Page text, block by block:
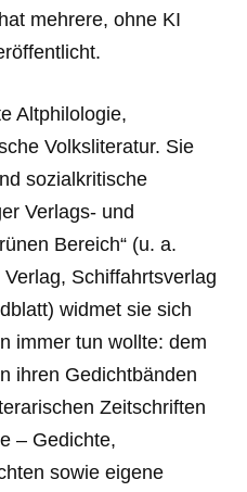
mehrere, ohne KI
Altphilologie,
Volksliteratur. Sie
sozialkritische
Verlags- und
Bereich“ (u. a.
Schiffahrtsverlag
widmet sie sich
immer tun wollte: dem
ihren Gedichtbänden
Zeitschriften
– Gedichte,
sowie eigene